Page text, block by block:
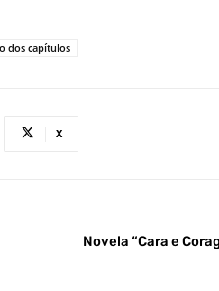
dos capítulos
X
Novela “Cara e